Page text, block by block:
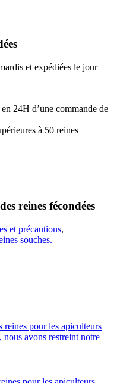
et expédiées le jour
24H d’une commande de
à 50 reines
reines fécondées
et précautions,
souches.
reines pour les apiculteurs
avons restreint notre